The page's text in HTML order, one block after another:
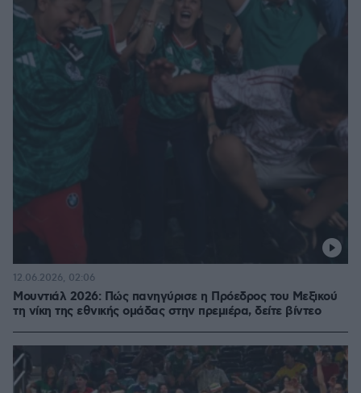
Μουντιάλ 2026: Πώς πανηγύρισε η Πρόεδρος του Μεξικού
τη νίκη της εθνικής ομάδας στην πρεμιέρα, δείτε βίντεο
12.06.2026, 02:06